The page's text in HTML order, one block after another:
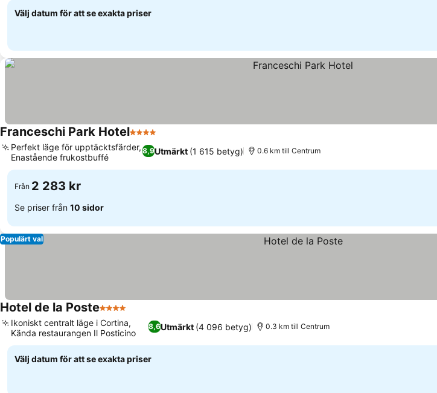
Välj datum för att se exakta priser
Franceschi Park Hotel4 Stjärnor
8,9Utmärkt (1 615 betyg)
Perfekt läge för upptäcktsfärder,
Enastående frukostbuffé
0.6 km till Centrum
Från 2 283 kr
Se priser från 10 sidor
Populärt val
Hotel de la Poste4 Stjärnor
8,6Utmärkt (4 096 betyg)
Ikoniskt centralt läge i Cortina,
Kända restaurangen Il Posticino
0.3 km till Centrum
Välj datum för att se exakta priser